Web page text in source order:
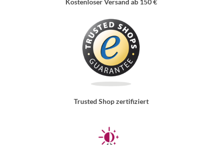
Kostenloser Versand ab 150 €
Trusted Shop zertifiziert